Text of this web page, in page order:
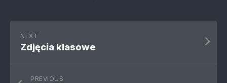
NEXT
Zdjęcia klasowe
PREVIOUS